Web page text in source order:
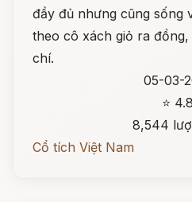
đầy đủ nhưng cũng sống
theo cô xách giỏ ra
chí.
05-03-
⭐ 4.8
8,544
Cổ tích Việt Nam